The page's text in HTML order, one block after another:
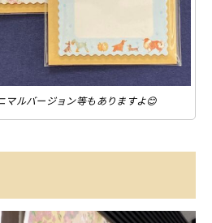
マルバージョン等もありますよ😊